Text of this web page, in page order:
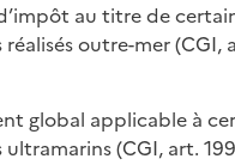
au titre de
outre-mer (CGI,
global applicable à
(CGI, art.